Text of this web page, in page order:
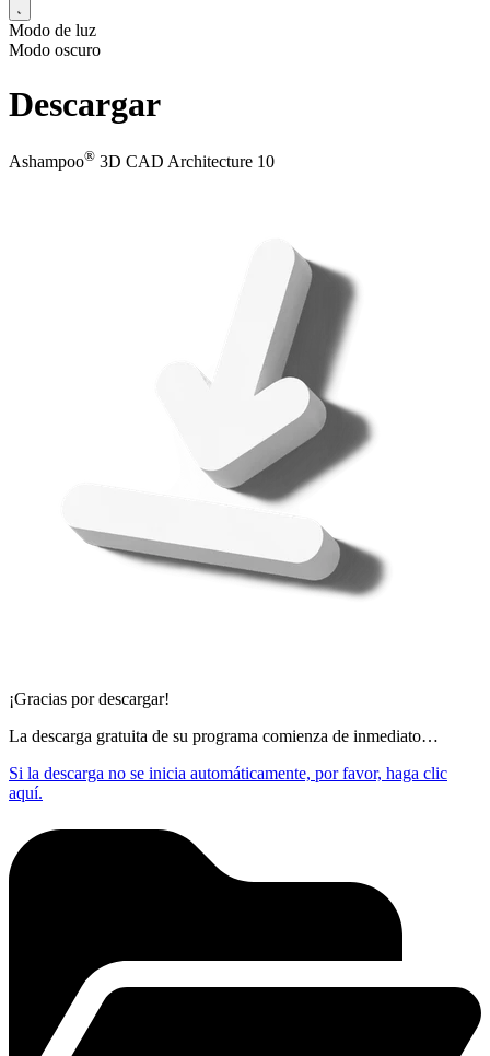
Modo de luz
Modo oscuro
Descargar
Ashampoo® 3D CAD Architecture 10
¡Gracias por descargar!
La descarga gratuita de su programa comienza de inmediato…
Si la descarga no se inicia automáticamente, por favor, haga clic
aquí.